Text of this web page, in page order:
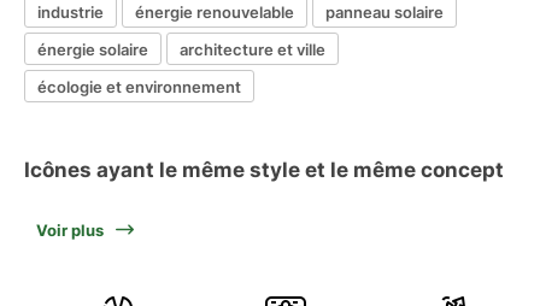
industrie
énergie renouvelable
panneau solaire
énergie solaire
architecture et ville
écologie et environnement
Icônes ayant le même style et le même concept
Voir plus